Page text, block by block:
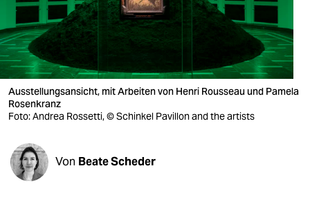
wahrheit
verlag
verlag
veranstaltungen
fragen & hilfe
Ausstellungsansicht, mit Arbeiten von Henri Rousseau und Pamela
Rosenkranz
Foto: Andrea Rossetti, © Schinkel Pavillon and the artists
Von Beate Scheder